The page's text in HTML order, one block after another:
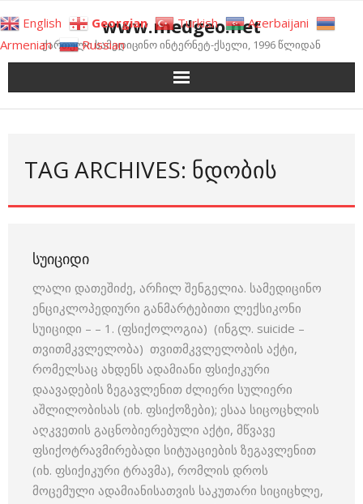
to
content
www.medgeo.net
ქართული სამედიცინო ინტერნეტ-ქსელი, 1996 წლიდან
TAG ARCHIVES: ᲜᲓᲝᲑᲘᲡ
ᲡᲣᲘᲪᲘᲓᲘ
ლალი დათეშიძე, არჩილ შენგელია. სამედიცინო
ენციკლოპედიური განმარტებითი ლექსიკონი
სუიციდი – – 1. (ფსიქოლოგია) (ინგლ. suicide –
თვითმკვლელობა) თვითმკვლელობის აქტი,
რომელსაც ახდენს ადამიანი ფსიქიკური
დაავადების ზეგავლენით ძლიერი სულიერი
აშლილობისას (იხ. ფსიქოზები); ესაა სიცოცხლის
აღკვეთის გაცნობიერებული აქტი, მწვავე
ფსიქოტრავმირებადი სიტუაციების ზეგავლენით
(იხ. ფსიქიკური ტრავმა), რომლის დროს
მოცემული ადამიანისათვის საკუთარი სიციცხლე,
English Georgian Turkish
Azerbaijani
Armenian
Russian